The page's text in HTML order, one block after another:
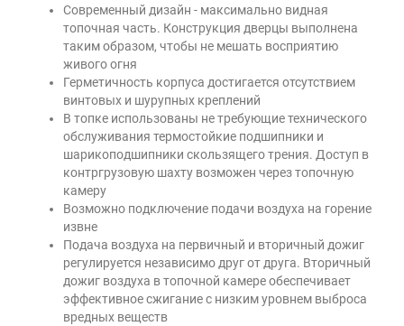
Современный дизайн - максимально видная
топочная часть. Конструкция дверцы выполнена
таким образом, чтобы не мешать восприятию
живого огня
Герметичность корпуса достигается отсутствием
винтовых и шурупных креплений
В топке использованы не требующие технического
обслуживания термостойкие подшипники и
шарикоподшипники скользящего трения. Доступ в
контргрузовую шахту возможен через топочную
камеру
Возможно подключение подачи воздуха на горение
извне
Подача воздуха на первичный и вторичный дожиг
регулируется независимо друг от друга. Вторичный
дожиг воздуха в топочной камере обеспечивает
эффективное сжигание с низким уровнем выброса
вредных веществ